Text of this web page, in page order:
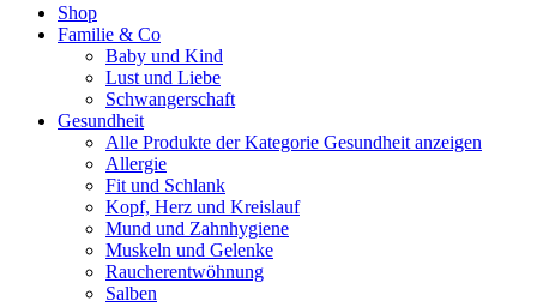
page
opens
Shop
Familie & Co
Baby und Kind
Lust und Liebe
Schwangerschaft
Gesundheit
Alle Produkte der Kategorie Gesundheit anzeigen
Allergie
Fit und Schlank
Kopf, Herz und Kreislauf
Mund und Zahnhygiene
Muskeln und Gelenke
Raucherentwöhnung
Salben